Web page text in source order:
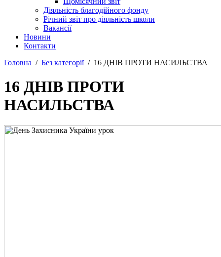
Діяльність благодійного фонду
Річний звіт про діяльність школи
Вакансії
Новини
Контакти
Головна
Без категорії 16 ДНІВ ПРОТИ НАСИЛЬСТВА
16 ДНІВ ПРОТИ
НАСИЛЬСТВА